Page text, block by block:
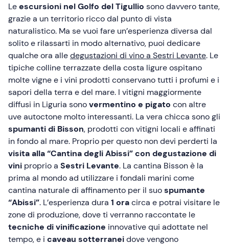
Leescursioni nel Golfo del Tigullio sono davvero tante,
grazie a un territorio ricco dal punto di vista
naturalistico. Ma se vuoi fare un’esperienza diversa dal
solito e rilassarti in modo alternativo, puoi dedicare
qualche ora alledegustazioni di vino a Sestri Levante. Le
tipiche colline terrazzate della costa ligure ospitano
molte vigne e i vini prodotti conservano tutti i profumi e i
sapori della terra e del mare. I vitigni maggiormente
diffusi in Liguria sonovermentino e pigato con altre
uve autoctone molto interessanti. La vera chicca sono gli
spumanti di Bisson, prodotti con vitigni locali e affinati
in fondo al mare. Proprio per questo non devi perderti la
visita alla “Cantina degli Abissi” con degustazione di
vini proprio a Sestri Levante. La cantina Bisson è la
prima al mondo ad utilizzare i fondali marini come
cantina naturale di affinamento per il suospumante
“Abissi”. L’esperienza dura 1 oracirca e potrai visitare le
zone di produzione, dove ti verranno raccontate le
tecniche di vinificazione innovative qui adottate nel
tempo, e i caveau sotterraneidove vengono